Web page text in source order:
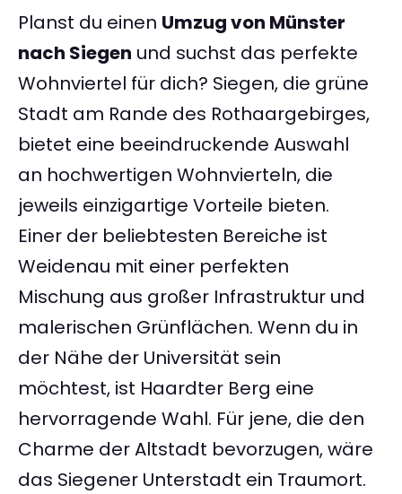
Planst du einen Umzug von Münster
nach Siegen und suchst das perfekte
Wohnviertel für dich? Siegen, die grüne
Stadt am Rande des Rothaargebirges,
bietet eine beeindruckende Auswahl
an hochwertigen Wohnvierteln, die
jeweils einzigartige Vorteile bieten.
Einer der beliebtesten Bereiche ist
Weidenau mit einer perfekten
Mischung aus großer Infrastruktur und
malerischen Grünflächen. Wenn du in
der Nähe der Universität sein
möchtest, ist Haardter Berg eine
hervorragende Wahl. Für jene, die den
Charme der Altstadt bevorzugen, wäre
das Siegener Unterstadt ein Traumort.